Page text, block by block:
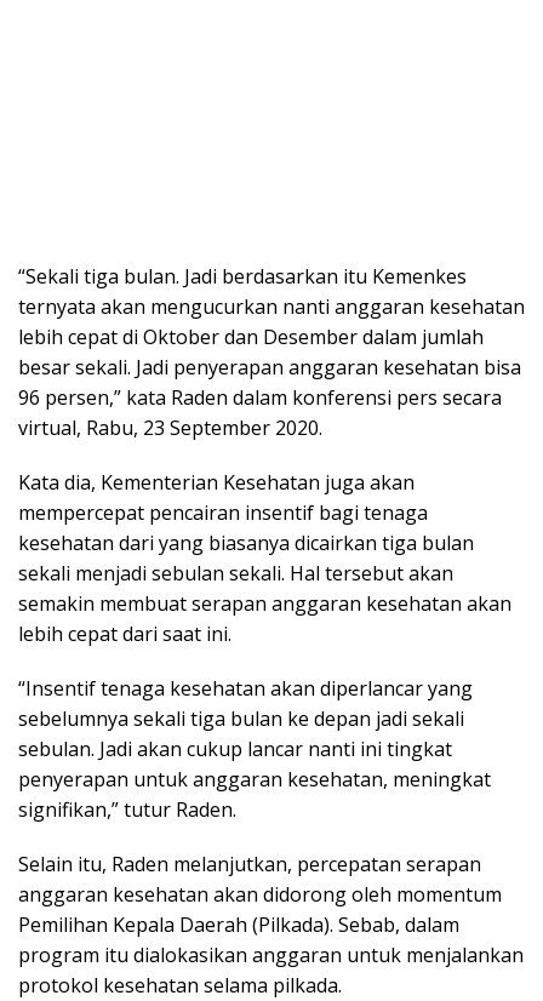
“Sekali tiga bulan. Jadi berdasarkan itu Kemenkes
ternyata akan mengucurkan nanti anggaran kesehatan
lebih cepat di Oktober dan Desember dalam jumlah
besar sekali. Jadi penyerapan anggaran kesehatan bisa
96 persen,” kata Raden dalam konferensi pers secara
virtual, Rabu, 23 September 2020.
Kata dia, Kementerian Kesehatan juga akan
mempercepat pencairan insentif bagi tenaga
kesehatan dari yang biasanya dicairkan tiga bulan
sekali menjadi sebulan sekali. Hal tersebut akan
semakin membuat serapan anggaran kesehatan akan
lebih cepat dari saat ini.
“Insentif tenaga kesehatan akan diperlancar yang
sebelumnya sekali tiga bulan ke depan jadi sekali
sebulan. Jadi akan cukup lancar nanti ini tingkat
penyerapan untuk anggaran kesehatan, meningkat
signifikan,” tutur Raden.
Selain itu, Raden melanjutkan, percepatan serapan
anggaran kesehatan akan didorong oleh momentum
Pemilihan Kepala Daerah (Pilkada). Sebab, dalam
program itu dialokasikan anggaran untuk menjalankan
protokol kesehatan selama pilkada.